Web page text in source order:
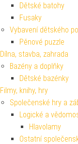
Dětské batohy
Fusaky
Vybavení dětského
Pěnové puzzle
Dílna, stavba, zahrada
Bazény a doplňky
Dětské bazénky
Filmy, knihy, hry
Společenské hry a
Logické a
Hlavolamy
Ostatní